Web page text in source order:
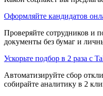
Оформляйте кандидатов
Проверяйте сотрудников и
документы без бумаг и
Ускорьте подбор в 2 раза с
Автоматизируйте сбор
собирайте аналитику в 2